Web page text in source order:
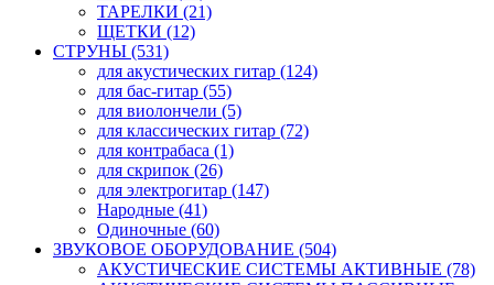
ТАРЕЛКИ (21)
ЩЕТКИ (12)
СТРУНЫ (531)
для акустических гитар (124)
для бас-гитар (55)
для виолончели (5)
для классических гитар (72)
для контрабаса (1)
для скрипок (26)
для электрогитар (147)
Народные (41)
Одиночные (60)
ЗВУКОВОЕ ОБОРУДОВАНИЕ (504)
АКУСТИЧЕСКИЕ СИСТЕМЫ АКТИВНЫЕ (78)